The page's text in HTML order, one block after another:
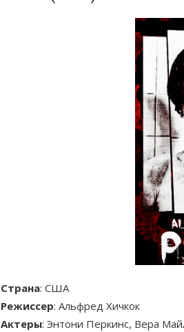
Страна: США
Режиссер: Альфред Хичкок
Актеры: Энтони Перкинс, Вера